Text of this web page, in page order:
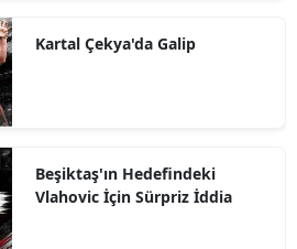
Kartal Çekya'da Galip
Beşiktaş'ın Hedefindeki
Vlahovic İçin Sürpriz İddia